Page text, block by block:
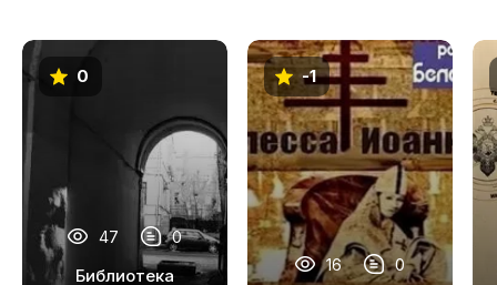
13
14
17
18
0
47 0
Библиотека
-1
16 0